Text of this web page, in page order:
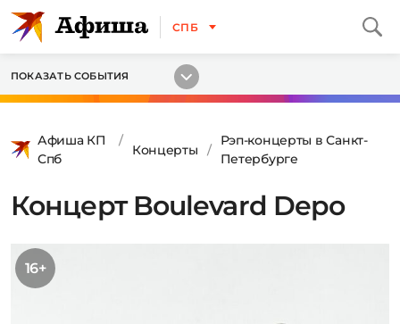
СПБ
ПОКАЗАТЬ СОБЫТИЯ
Афиша КП
Спб
Концерты
Рэп-концерты в Санкт-
Петербурге
Концерт Boulevard Depo
16+